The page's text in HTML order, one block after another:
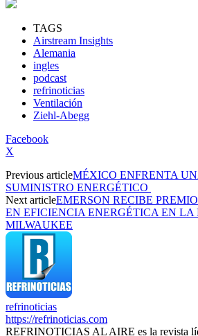
TAGS
Airstream Insights
Alemania
ingles
podcast
refrinoticias
Ventilación
Ziehl-Abegg
Facebook
X
Previous articleMÉXICO ENFRENTA
SUMINISTRO ENERGÉTICO
Next articleEMERSON RECIBE
EN EFICIENCIA ENERGÉTICA EN LA
MILWAUKEE
refrinoticias
https://refrinoticias.com
REFRINOTICIAS AL AIRE es la revista